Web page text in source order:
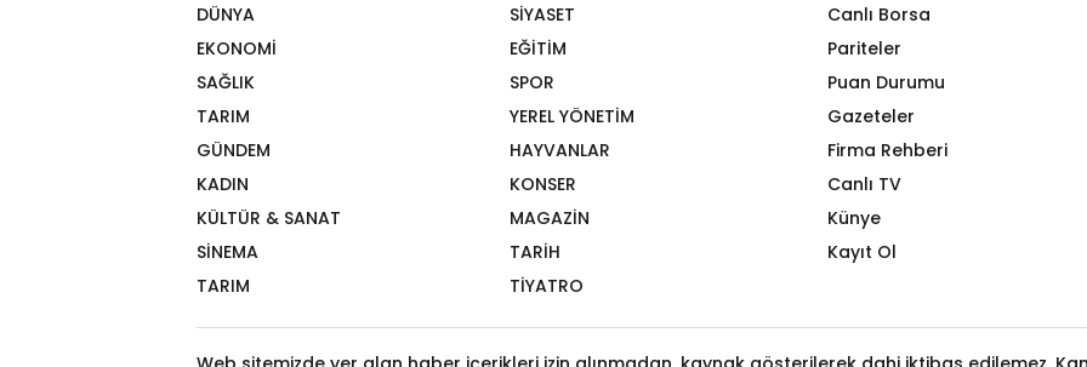
DÜNYA
SİYASET
EKONOMİ
EĞİTİM
SAĞLIK
SPOR
TARIM
YEREL YÖNETİM
GÜNDEM
HAYVANLAR
KADIN
KONSER
KÜLTÜR & SANAT
MAGAZİN
SİNEMA
TARİH
TARIM
TİYATRO
Canlı Borsa
Pariteler
Puan Durumu
Gazeteler
Firma Rehberi
Canlı TV
Künye
Kayıt Ol